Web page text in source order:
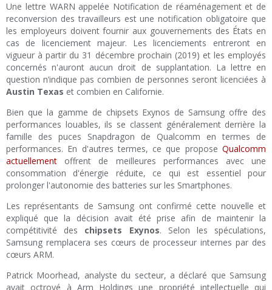
Une lettre WARN appelée Notification de réaménagement et de
reconversion des travailleurs est une notification obligatoire que
les employeurs doivent fournir aux gouvernements des États en
cas de licenciement majeur. Les licenciements entreront en
vigueur à partir du 31 décembre prochain (2019) et les employés
concernés n'auront aucun droit de supplantation. La lettre en
question n’indique pas combien de personnes seront licenciées à
Austin Texas et combien en Californie.
Bien que la gamme de chipsets Exynos de Samsung offre des
performances louables, ils se classent généralement derrière la
famille des puces Snapdragon de Qualcomm en termes de
performances. En d'autres termes, ce que propose Qualcomm
actuellement offrent de meilleures performances avec une
consommation d'énergie réduite, ce qui est essentiel pour
prolonger l'autonomie des batteries sur les Smartphones.
Les représentants de Samsung ont confirmé cette nouvelle et
expliqué que la décision avait été prise afin de maintenir la
compétitivité des chipsets Exynos. Selon les spéculations,
Samsung remplacera ses cœurs de processeur internes par des
cœurs ARM.
Patrick Moorhead, analyste du secteur, a déclaré que Samsung
avait octroyé à Arm Holdings une propriété intellectuelle qui